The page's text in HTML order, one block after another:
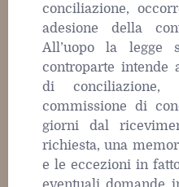
conciliazione,
adesione della
All’uopo la legge
controparte intende
di conciliazione,
commissione di
giorni dal
richiesta, una
e le eccezioni in